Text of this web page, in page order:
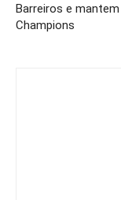
Barreiros e
Champions